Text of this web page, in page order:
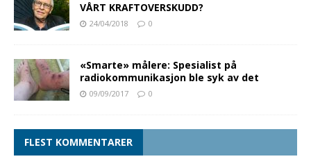
VÅRT KRAFTOVERSKUDD?
24/04/2018 0
«Smarte» målere: Spesialist på
radiokommunikasjon ble syk av det
09/09/2017 0
FLEST KOMMENTARER